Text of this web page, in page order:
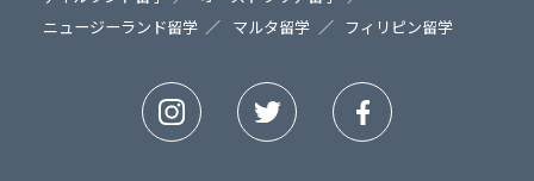
ニュージーランド留学
マルタ留学 フィリピン留学